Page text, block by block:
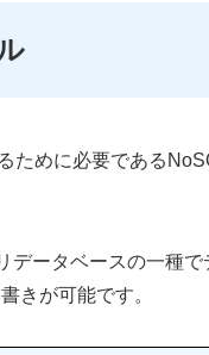
ために必要である
データベースの一種
きが可能です。